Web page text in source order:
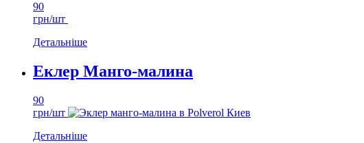
90
грн/шт
Детальніше
Еклер Манго-малина
90
грн/шт
Детальніше